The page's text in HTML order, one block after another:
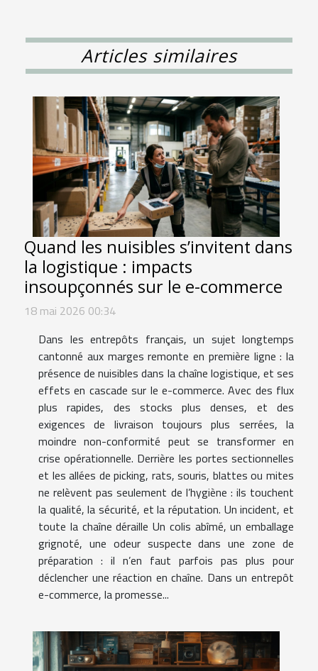
Articles similaires
Quand les nuisibles s’invitent dans
la logistique : impacts
insoupçonnés sur le e-commerce
18 mai 2026 00:34
Dans les entrepôts français, un sujet longtemps
cantonné aux marges remonte en première ligne : la
présence de nuisibles dans la chaîne logistique, et ses
effets en cascade sur le e-commerce. Avec des flux
plus rapides, des stocks plus denses, et des
exigences de livraison toujours plus serrées, la
moindre non-conformité peut se transformer en
crise opérationnelle. Derrière les portes sectionnelles
et les allées de picking, rats, souris, blattes ou mites
ne relèvent pas seulement de l’hygiène : ils touchent
la qualité, la sécurité, et la réputation. Un incident, et
toute la chaîne déraille Un colis abîmé, un emballage
grignoté, une odeur suspecte dans une zone de
préparation : il n’en faut parfois pas plus pour
déclencher une réaction en chaîne. Dans un entrepôt
e-commerce, la promesse...